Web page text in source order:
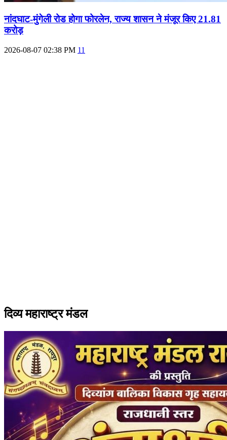
नांदघाट-मुंगेली रोड होगा फोरलेन, राज्य शासन ने मंजूर किए 21.81
करोड़
2026-08-07 02:38 PM 11
दिव्य महाराष्ट्र मंडल